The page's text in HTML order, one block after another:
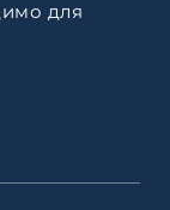
для